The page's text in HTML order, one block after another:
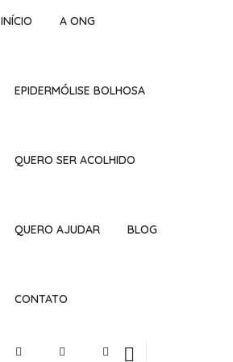
INÍCIO A ONG
EPIDERMÓLISE BOLHOSA
QUERO SER ACOLHIDO
QUERO AJUDAR BLOG
CONTATO